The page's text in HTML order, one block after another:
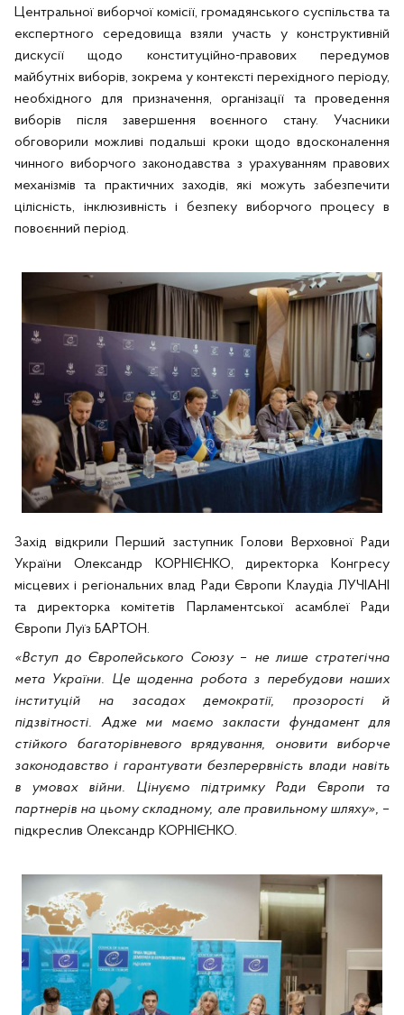
Центральної виборчої комісії, громадянського суспільства та
експертного середовища взяли участь у конструктивній
дискусії щодо конституційно-правових передумов
майбутніх виборів, зокрема у контексті перехідного періоду,
необхідного для призначення, організації та проведення
виборів після завершення воєнного стану. Учасники
обговорили можливі подальші кроки щодо вдосконалення
чинного виборчого законодавства з урахуванням правових
механізмів та практичних заходів, які можуть забезпечити
цілісність, інклюзивність і безпеку виборчого процесу в
повоєнний період.
Захід відкрили Перший заступник Голови Верховної Ради
України Олександр КОРНІЄНКО, директорка Конгресу
місцевих і регіональних влад Ради Європи Клаудіа ЛУЧІАНІ
та директорка комітетів Парламентської асамблеї Ради
Європи Луїз БАРТОН.
«Вступ до Європейського Союзу – не лише стратегічна
мета України. Це щоденна робота з перебудови наших
інституцій на засадах демократії, прозорості й
підзвітності. Адже ми маємо закласти фундамент для
стійкого багаторівневого врядування, оновити виборче
законодавство і гарантувати безперервність влади навіть
в умовах війни. Цінуємо підтримку Ради Європи та
партнерів на цьому складному, але правильному шляху», –
підкреслив Олександр КОРНІЄНКО.